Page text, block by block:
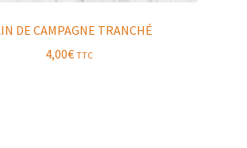
DE CAMPAGNE TRANCHÉ
4,00€ TTC